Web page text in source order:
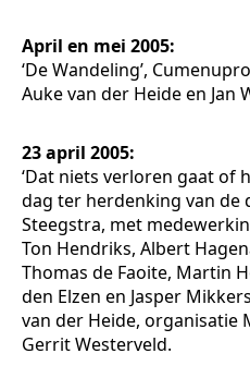
April en mei 2005:
‘De Wandeling’,
Auke van der Heide en Jan
23 april 2005:
‘Dat niets verloren gaat of
dag ter herdenking van de
Steegstra, met
Ton Hendriks, Albert
Thomas de Faoite, Martin
den Elzen en Jasper
van der Heide, organisatie
Gerrit Westerveld.